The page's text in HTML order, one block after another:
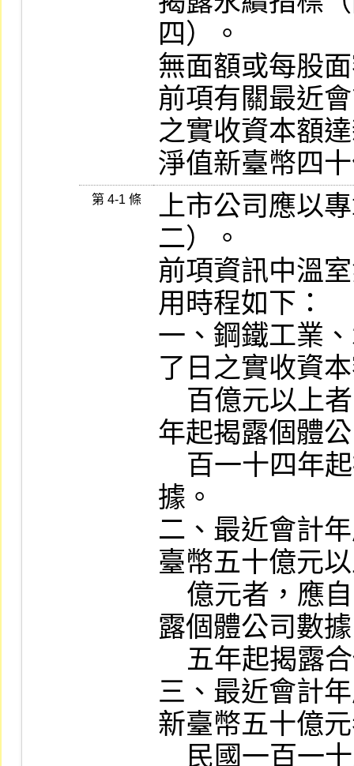
四）。
無面額或每股
前項有關最近
之實收資本額
淨值新臺幣四
第 4-1 條
上市公司應以
二）。
前項資訊中溫
用時程如下：
一、鋼鐵工業
了日之實收資
年起揭露個體
據。
二、最近會計
臺幣五十億元
露個體公司數
三、最近會計
新臺幣五十億